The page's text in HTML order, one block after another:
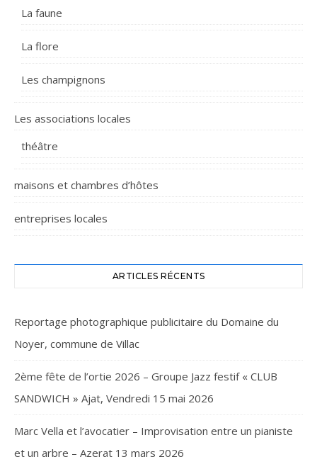
La faune
La flore
Les champignons
Les associations locales
théâtre
maisons et chambres d’hôtes
entreprises locales
ARTICLES RÉCENTS
Reportage photographique publicitaire du Domaine du
Noyer, commune de Villac
2ème fête de l’ortie 2026 – Groupe Jazz festif « CLUB
SANDWICH » Ajat, Vendredi 15 mai 2026
Marc Vella et l’avocatier – Improvisation entre un pianiste
et un arbre – Azerat 13 mars 2026